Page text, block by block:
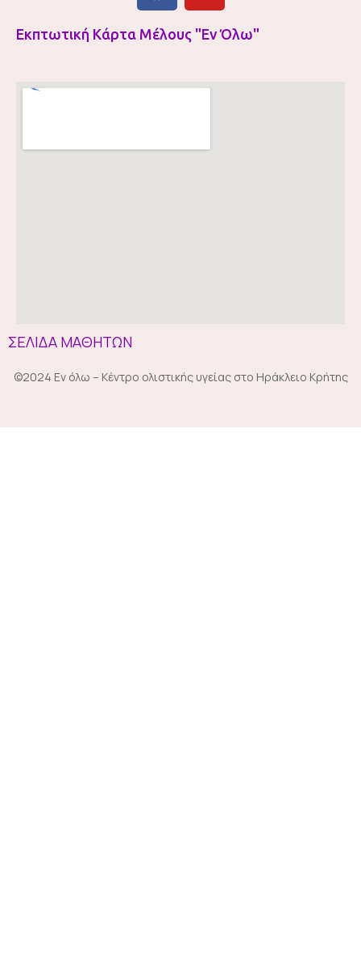
Εκπτωτική Κάρτα Μέλους "Εν Όλω"
ΣΕΛΙΔΑ ΜΑΘΗΤΩΝ
©2024 Εν όλω – Κέντρο ολιστικής υγείας στο Ηράκλειο Κρήτης